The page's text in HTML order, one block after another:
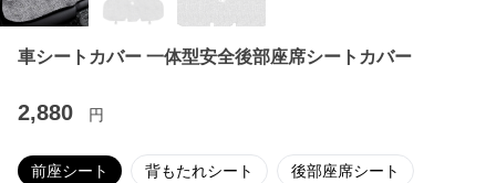
車シートカバー 一体型安全後部座席シートカバー
2,880 円
前座シート 背もたれシート 後部座席シート